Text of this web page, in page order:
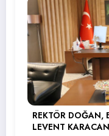
REKTÖR DOĞAN,
LEVENT